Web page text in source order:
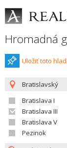
Hromadná
Uložiť toto
Bratislavský
Bratislava I
Bratislava III
Bratislava V
Pezinok